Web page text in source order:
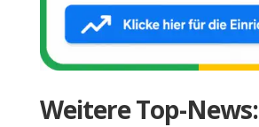
Weitere Top-News: